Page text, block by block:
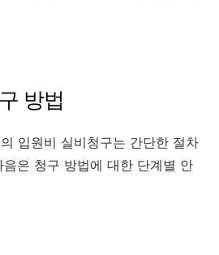
방법
입원비 실비청구는 간단한 절차
은 청구 방법에 대한 단계별 안